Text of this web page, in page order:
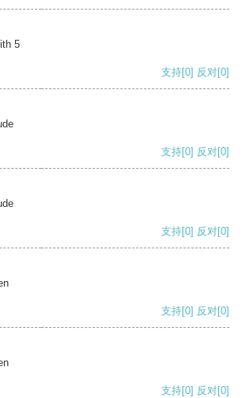
5
支持[0] 反对[0]
支持[0] 反对[0]
支持[0] 反对[0]
支持[0] 反对[0]
支持[0] 反对[0]